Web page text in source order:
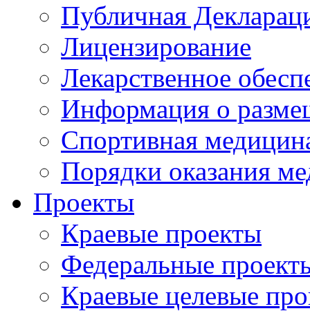
Публичная
Лицензирование
Лекарственное
Информация о
Спортивная
Порядки оказания
Проекты
Краевые проекты
Федеральные
Краевые целевые